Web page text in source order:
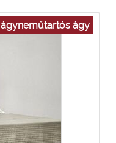
ágyneműtartós ágy